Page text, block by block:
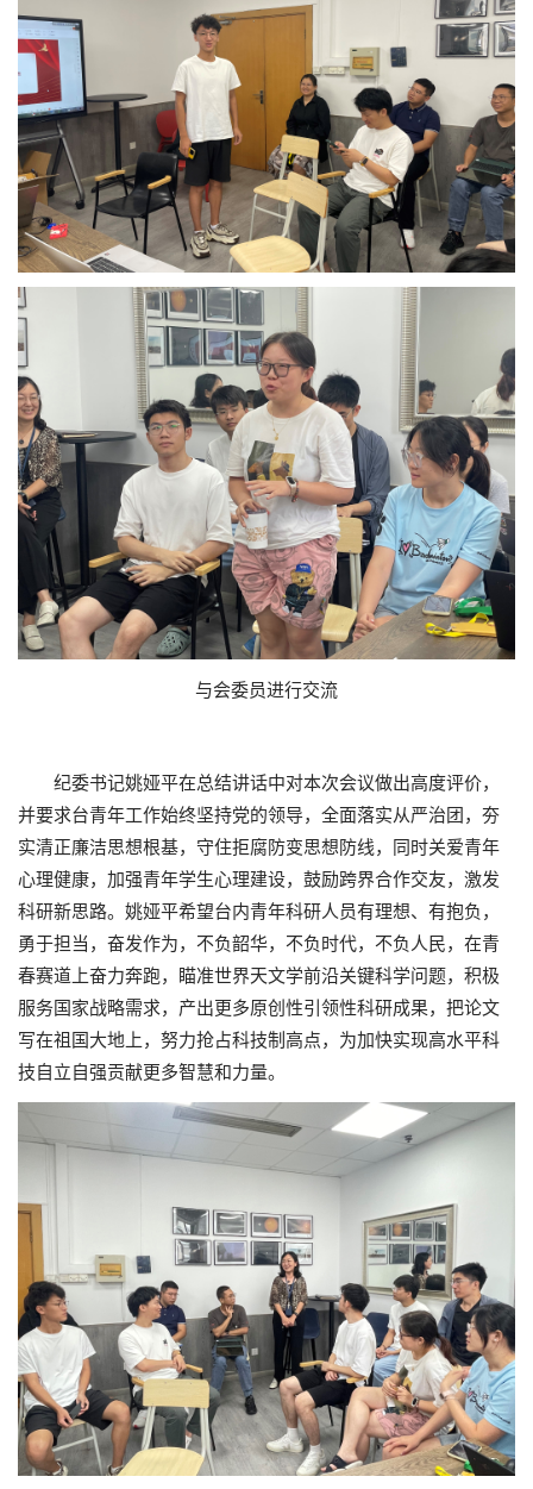
与会委员进行交流
纪委书记姚娅平在总结讲话中对本次会议做出高度评价，
并要求台青年工作始终坚持党的领导，全面落实从严治团，夯
实清正廉洁思想根基，守住拒腐防变思想防线，同时关爱青年
心理健康，加强青年学生心理建设，鼓励跨界合作交友，激发
科研新思路。姚娅平希望台内青年科研人员有理想、有抱负，
勇于担当，奋发作为，不负韶华，不负时代，不负人民，在青
春赛道上奋力奔跑，瞄准世界天文学前沿关键科学问题，积极
服务国家战略需求，产出更多原创性引领性科研成果，把论文
写在祖国大地上，努力抢占科技制高点，为加快实现高水平科
技自立自强贡献更多智慧和力量。